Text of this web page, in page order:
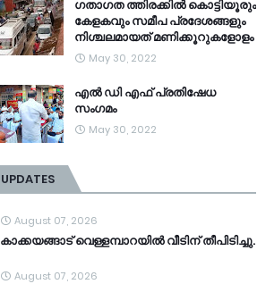
ഗതാഗത ത്തിരക്കിൽ കൊട്ടിയൂരും
കേളകവും സമീപ പ്രദേശങ്ങളും
നിശ്ചലമായത് മണിക്കൂറുകളോളം
May 30, 2022
എൽ ഡി എഫ് പ്രതിഷേധ
സംഗമം
May 30, 2022
UPDATES
August 07, 2026
കാക്കയങ്ങാട് വെള്ളമ്പാറയിൽ വീടിന് തീപിടിച്ചു.
August 07, 2026